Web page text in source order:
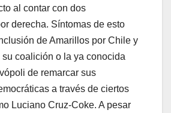
al contar con dos
derecha. Síntomas de esto
de Amarillos por Chile y
su coalición o la ya conocida
de remarcar sus
a través de ciertos
Luciano Cruz-Coke. A pesar